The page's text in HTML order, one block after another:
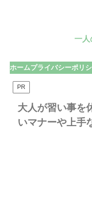
一人
ホーム
PR
大人が習い事を
いマナーや上手